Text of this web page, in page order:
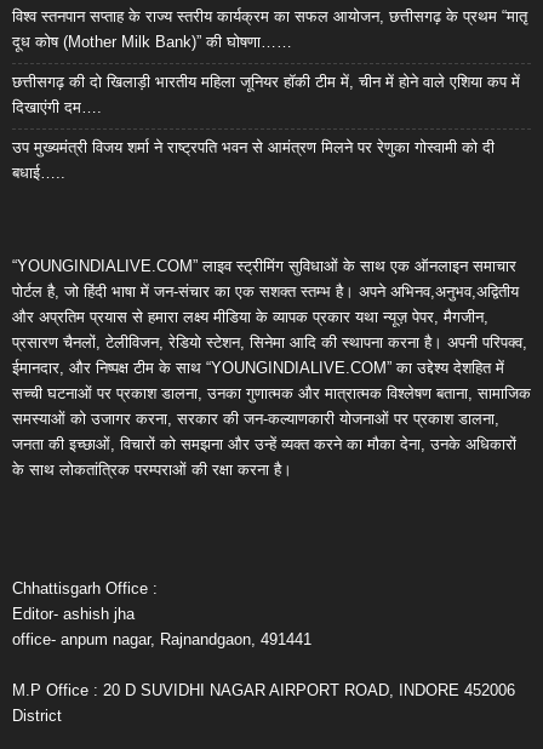
विश्व स्तनपान सप्ताह के राज्य स्तरीय कार्यक्रम का सफल आयोजन, छत्तीसगढ़ के प्रथम “मातृ
दूध कोष (Mother Milk Bank)” की घोषणा……
छत्तीसगढ़ की दो खिलाड़ी भारतीय महिला जूनियर हॉकी टीम में, चीन में होने वाले एशिया कप में
दिखाएंगी दम….
उप मुख्यमंत्री विजय शर्मा ने राष्ट्रपति भवन से आमंत्रण मिलने पर रेणुका गोस्वामी को दी
बधाई…..
“YOUNGINDIALIVE.COM” लाइव स्ट्रीमिंग सुविधाओं के साथ एक ऑनलाइन समाचार
पोर्टल है, जो हिंदी भाषा में जन-संचार का एक सशक्त स्तम्भ है। अपने अभिनव,अनुभव,अद्वितीय
और अप्रतिम प्रयास से हमारा लक्ष्य मीडिया के व्यापक प्रकार यथा न्यूज़ पेपर, मैगजीन,
प्रसारण चैनलों, टेलीविजन, रेडियो स्टेशन, सिनेमा आदि की स्थापना करना है। अपनी परिपक्व,
ईमानदार, और निष्पक्ष टीम के साथ “YOUNGINDIALIVE.COM” का उद्देश्य देशहित में
सच्ची घटनाओं पर प्रकाश डालना, उनका गुणात्मक और मात्रात्मक विश्लेषण बताना, सामाजिक
समस्याओं को उजागर करना, सरकार की जन-कल्याणकारी योजनाओं पर प्रकाश डालना,
जनता की इच्छाओं, विचारों को समझना और उन्हें व्यक्त करने का मौका देना, उनके अधिकारों
के साथ लोकतांत्रिक परम्पराओं की रक्षा करना है।
Chhattisgarh Office :
Editor- ashish jha
office- anpum nagar, Rajnandgaon, 491441
M.P Office : 20 D SUVIDHI NAGAR AIRPORT ROAD, INDORE 452006
District